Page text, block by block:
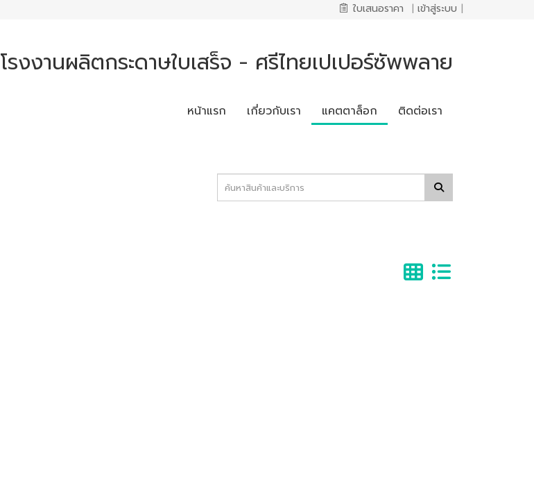
ใบเสนอราคา | เข้าสู่ระบบ |
โรงงานผลิตกระดาษใบเสร็จ - ศรีไทยเปเปอร์ซัพพลาย
หน้าแรก เกี่ยวกับเรา แคตตาล็อก ติดต่อเรา